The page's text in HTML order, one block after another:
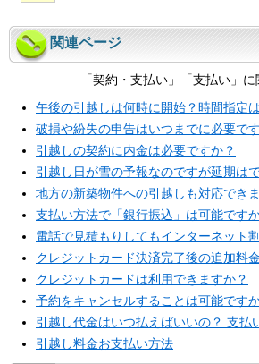
関連ページ
「契約・支払い」「支払い」
午後の引越しは何時に開始？時間指定
破損や紛失の申告はいつまでに必要で
引越しの契約に内金は必要ですか？
引越し日が雪の予報なのですが延期は
地方の新築物件への引越しも対応でき
支払い方法で「銀行振込」は可能です
電話で見積もりしてもインターネット
クレジットカード決済完了後の追加料
クレジットカードは利用できますか？
予約をキャンセルすることは可能です
引越し代金はいつ払えばいいの？ 支払
引越し料金お支払い方法